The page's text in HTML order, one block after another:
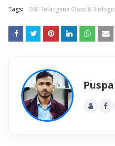
Tags: BSE Telangana Class 8